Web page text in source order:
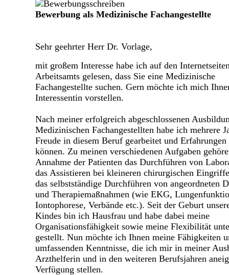
Bewerbung als Medizinische Fachangestellte
Sehr geehrter Herr Dr. Vorlage,
mit großem Interesse habe ich auf den
Arbeitsamts gelesen, dass Sie eine Medizinische
Fachangestellte suchen. Gern möchte ich mich
Interessentin vorstellen.
Nach meiner erfolgreich abgeschlossenen
Medizinischen Fachangestellten habe ich mehrere
Freude in diesem Beruf gearbeitet und Erfahrungen
können. Zu meinen verschiedenen Aufgaben
Annahme der Patienten das Durchführen von
das Assistieren bei kleineren chirurgischen
das selbstständige Durchführen von angeordneten
und Therapiemaßnahmen (wie EKG,
Iontophorese, Verbände etc.). Seit der Geburt
Kindes bin ich Hausfrau und habe dabei meine
Organisationsfähigkeit sowie meine Flexibilität
gestellt. Nun möchte ich Ihnen meine Fähigkeiten
umfassenden Kenntnisse, die ich mir in meiner
Arzthelferin und in den weiteren Berufsjahren
Verfügung stellen.